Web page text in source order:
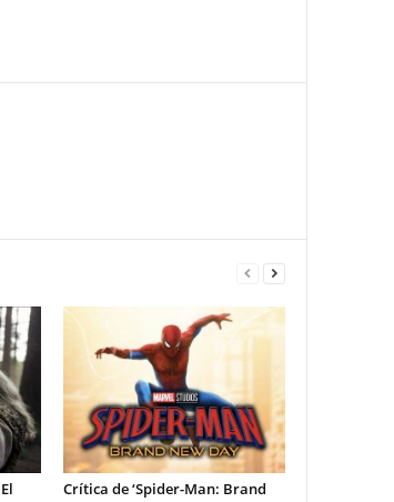
Crítica de ‘Spider-Man: Brand